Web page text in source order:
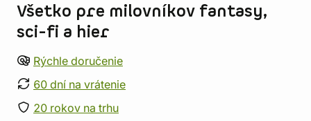
Všetko pre milovníkov fantasy,
sci-fi a hier
Rýchle doručenie
60 dní na vrátenie
20 rokov na trhu